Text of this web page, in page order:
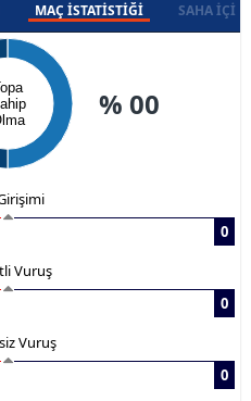
MAÇ İSTATISTIĞI SAHA İÇI
% 00
0
Vuruş
0
Vuruş
0